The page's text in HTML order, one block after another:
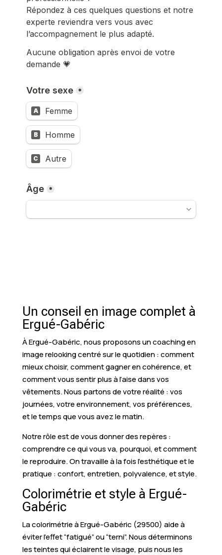
Un conseil en image complet à
Ergué-Gabéric
À Ergué-Gabéric, nous proposons un coaching en
image relooking centré sur le quotidien : comment
mieux choisir, comment gagner en cohérence, et
comment vous sentir plus à l’aise dans vos
vêtements. Nous partons de votre réalité : vos
journées, votre environnement, vos préférences,
et le temps que vous avez le matin.
Notre rôle est de vous donner des repères :
comprendre ce qui vous va, pourquoi, et comment
le reproduire. On travaille à la fois l’esthétique et le
pratique : confort, entretien, polyvalence, et style.
Colorimétrie et style à Ergué-
Gabéric
La colorimétrie à Ergué-Gabéric (29500) aide à
éviter l’effet “fatigué” ou “terni”. Nous déterminons
les teintes qui éclairent le visage, puis nous les